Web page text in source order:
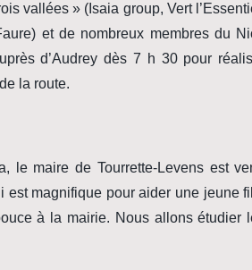
vallées » (Isaia group, Vert
et de nombreux membres du
d’Audrey dès 7 h 30 pour
la route.
le maire de Tourrette-Levens est
est magnifique pour aider une jeune
à la mairie. Nous allons étudier